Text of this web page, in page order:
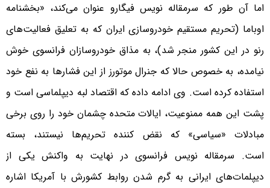
اما آن طور که سرمقاله نویس فیگارو عنوان می‌کند، «بخشنامه
اوباما (تحریم مستقیم خودروسازی ایران که به تعلیق فعالیت‌های
رنو در این کشور منجر شد)، به مذاق خودروسازان فرانسوی خوش
نیامده، به خصوص حالا که جنرال موتورز از این فشارها به نفع خود
استفاده کرده است. وی ادامه داده که اقتصاد لبه دیپلماسی است و
پشت این همه ممنوعیت، ایالات متحده چشمان خود را روی برخی
مبادلات «سیاسی» که نقض کننده تحریم‌ها نیستند، بسته
است. سرمقاله نویس فرانسوی در نهایت به واکنش یکی از
دیپلمات‌های ایرانی به گرم شدن روابط کشورش با آمریکا اشاره